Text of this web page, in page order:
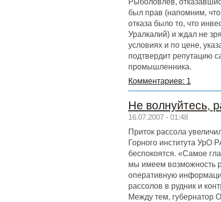
был прав (напомним,
отказа было то, что
Уралкалий) и ждал не
условиях и по цене,
подтвердит репутацию
промышленника.
Комментариев: 1
Не волнуйтесь,
16.07.2007 - 01:48
Приток рассола
Горного института УрО
беспокоятся. «Самое
мы имеем возможность
оперативную
рассолов в рудник и
Между тем, губернатор